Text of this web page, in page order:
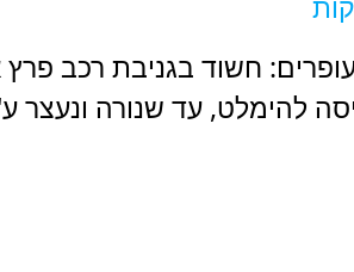
חשוד בגניבת רכב פרץ
להימלט, עד שנורה ונעצר